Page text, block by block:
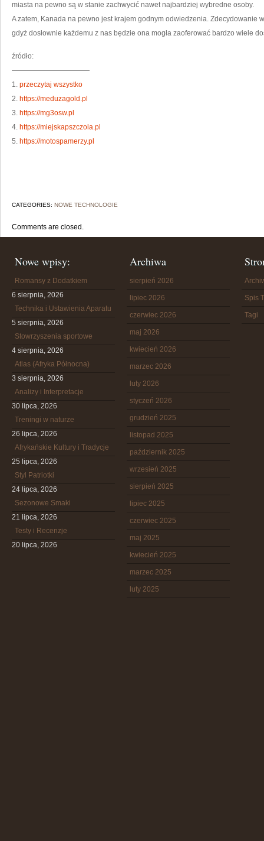
miasta na pewno są w stanie zachwycić nawet najbardziej wybredne osoby.
A zatem, Kanada na pewno jest krajem godnym odwiedzenia. Zdecydowanie
gdyż dosłownie każdemu z nas będzie ona mogła zaoferować bardzo wiele
źródło:
———————————
1. przeczytaj wszystko
2. https://meduzagold.pl
3. https://mg3osw.pl
4. https://miejskapszczola.pl
5. https://motospamerzy.pl
CATEGORIES: NOWE TECHNOLOGIE
Comments are closed.
Nowe wpisy:
Romansy z Dodatkiem
6 sierpnia, 2026
Technika i Ustawienia Aparatu
5 sierpnia, 2026
Stowrzyszenia sportowe
4 sierpnia, 2026
Atlas (Afryka Północna)
3 sierpnia, 2026
Analizy i Interpretacje
30 lipca, 2026
Treningi w naturze
26 lipca, 2026
Afrykańskie Kultury i Tradycje
25 lipca, 2026
Styl Patriotki
24 lipca, 2026
Sezonowe Smaki
21 lipca, 2026
Testy i Recenzje
20 lipca, 2026
Archiwa
sierpień 2026
lipiec 2026
czerwiec 2026
maj 2026
kwiecień 2026
marzec 2026
luty 2026
styczeń 2026
grudzień 2025
listopad 2025
październik 2025
wrzesień 2025
sierpień 2025
lipiec 2025
czerwiec 2025
maj 2025
kwiecień 2025
marzec 2025
luty 2025
Spis
Tagi